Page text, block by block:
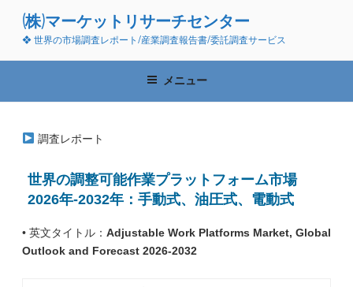
ン
(株)マーケットリサーチセンター
❖ 世界の市場調査レポート/産業調査報告書/委託調査サービス
メニュー
調査レポート
世界の調整可能作業プラットフォーム市場
2026年-2032年：手動式、油圧式、電動式
• 英文タイトル： Adjustable Work Platforms Market, Global
Outlook and Forecast 2026-2032